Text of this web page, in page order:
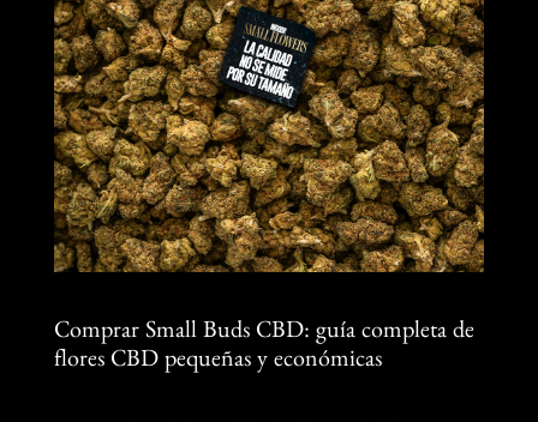
Comprar Small Buds CBD: guía completa de
flores CBD pequeñas y económicas